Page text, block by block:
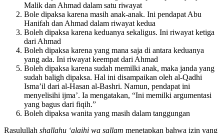
Boleh dipaksa karena masih gadis. Ini pendapat Asy-Syafi’i,
Malik dan Ahmad dalam satu riwayat
Bole dipaksa karena masih anak-anak. Ini pendapat Abu
Hanifah dan Ahmad dalam riwayat kedua
Boleh dipaksa karena keduanya sekaligus. Ini riwayat ketiga
dari Ahmad
Boleh dipaksa karena yang mana saja di antara keduanya
yang ada. Ini riwayat keempat dari Ahmad
Boleh dipaksa karena sudah memilki anak, maka janda yang
sudah baligh dipaksa. Hal ini disampaikan oleh al-Qadhi
Isma’il dari al-Hasan al-Bashri. Namun, pendapat ini
menyelisihi ijma’. Ia mengatakan, “Ini memilki argumentasi
yang bagus dari fiqih.”